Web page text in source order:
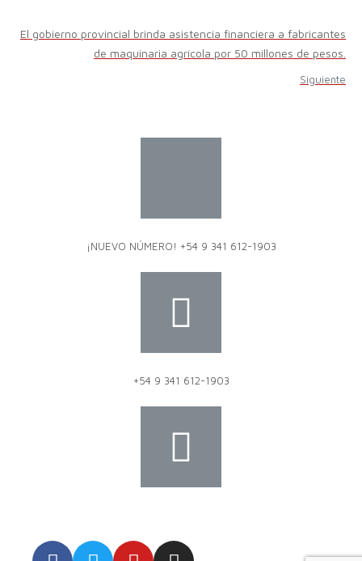
El gobierno provincial brinda asistencia financiera a fabricantes
de maquinaria agrícola por 50 millones de pesos.
Siguiente
¡NUEVO NÚMERO! +54 9 341 612-1903
+54 9 341 612-1903